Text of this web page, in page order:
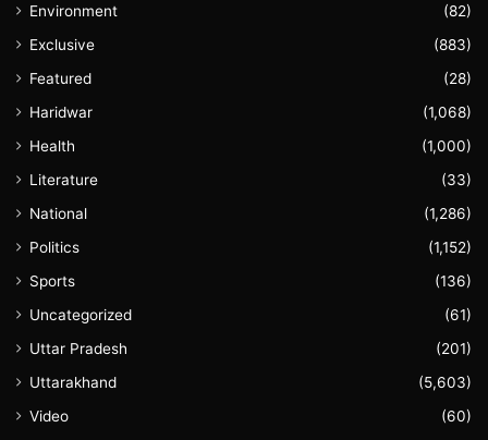
Environment
(82)
Exclusive
(883)
Featured
(28)
Haridwar
(1,068)
Health
(1,000)
Literature
(33)
National
(1,286)
Politics
(1,152)
Sports
(136)
Uncategorized
(61)
Uttar Pradesh
(201)
Uttarakhand
(5,603)
Video
(60)